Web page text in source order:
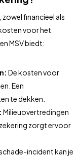
financieel als
voor het
MSV biedt:
De kosten voor
Een
te dekken.
Milieuovertredingen
zorgt ervoor
incident kan je